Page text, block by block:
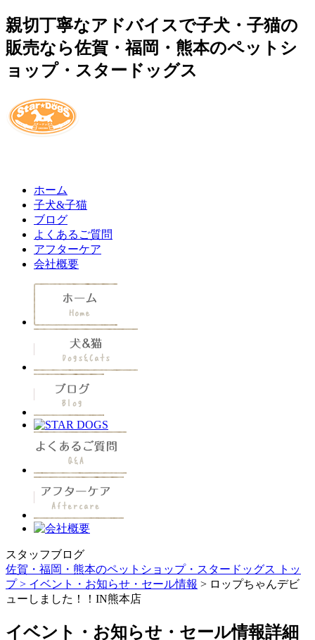
親切丁寧なアドバイスで子犬・子猫の
販売なら佐賀・福岡・熊本のペットシ
ョップ・スタードッグス
ホーム
子犬&子猫
ブログ
よくあるご質問
アフターケア
会社概要
スタッフブログ
佐賀・福岡・熊本のペットショップ・スタードッグス トッ
プ > イベント・お知らせ・セール情報 > ロップちゃんデビ
ューしました！！IN熊本店
イベント・お知らせ・セール情報詳細